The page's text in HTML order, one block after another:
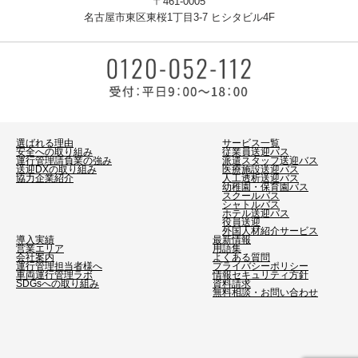
選ばれる理由
安全への取り組み
運行管理請負業の強み
送迎DXの取り組み
協力企業紹介
サービス一覧
従業員送迎バス
派遣スタッフ送迎バス
医療施設送迎バス
人工透析送迎バス
幼稚園・保育園バス
スクールバス
シャトルバス
ホテル送迎バス
役員送迎
外国人材紹介サービス
導入実績
営業エリア
会社案内
運行管理担当者様へ
車両運行管理ラボ
SDGsへの取り組み
最新情報
用語集
よくある質問
プライバシーポリシー
情報セキュリティ方針
資料請求
無料相談・お問い合わせ
名古屋市東区東桜1丁目3-7 ヒシタビル4F